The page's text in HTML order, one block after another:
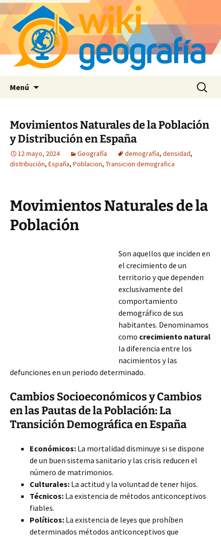
Menú Buscar:
Movimientos Naturales de la Población
y Distribución en España
12 mayo, 2024 Geografía demografía, densidad,
distribución, España, Poblacion, Transicion demografica
Movimientos Naturales de la
Población
Son aquellos que inciden en
el crecimiento de un
territorio y que dependen
exclusivamente del
comportamiento
demográfico de sus
habitantes. Denominamos
como crecimiento natural
la diferencia entre los
nacimientos y las
defunciones en un periodo determinado.
Cambios Socioeconómicos y Cambios
en las Pautas de la Población: La
Transición Demográfica en España
Económicos: La mortalidad disminuye si se dispone
de un buen sistema sanitario y las crisis reducen el
número de matrimonios.
Culturales: La actitud y la voluntad de tener hijos.
Técnicos: La existencia de métodos anticonceptivos
fiables.
Políticos: La existencia de leyes que prohíben
determinados métodos anticonceptivos que